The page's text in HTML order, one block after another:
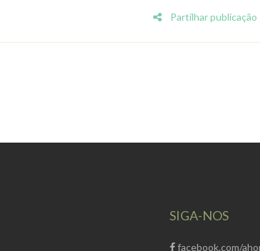
Partilhar publicação
SIGA-NOS
facebook.com/